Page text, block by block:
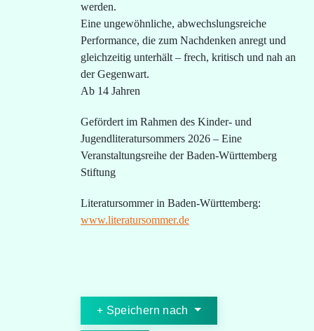
werden.
Eine ungewöhnliche, abwechslungsreiche
Performance, die zum Nachdenken anregt und
gleichzeitig unterhält – frech, kritisch und nah an
der Gegenwart.
Ab 14 Jahren
Gefördert im Rahmen des Kinder- und
Jugendliteratursommers 2026 – Eine
Veranstaltungsreihe der Baden-Württemberg
Stiftung
Literatursommer in Baden-Württemberg:
www.literatursommer.de
Speichern nach